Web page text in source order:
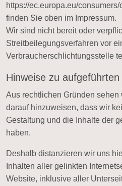
https://ec.europa.eu/consumers/
finden Sie oben im Impressum.
Wir sind nicht bereit oder
Streitbeilegungsverfahren vor
Verbraucherschlichtungsstelle
Hinweise zu aufgeführten
Aus rechtlichen Gründen
darauf hinzuweisen, dass wir
Gestaltung und die Inhalte der
haben.
Deshalb distanzieren wir uns
Inhalten aller gelinkten
Website, inklusive aller